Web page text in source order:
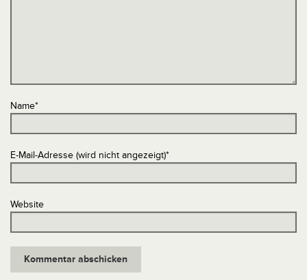
Name*
E-Mail-Adresse (wird nicht angezeigt)*
Website